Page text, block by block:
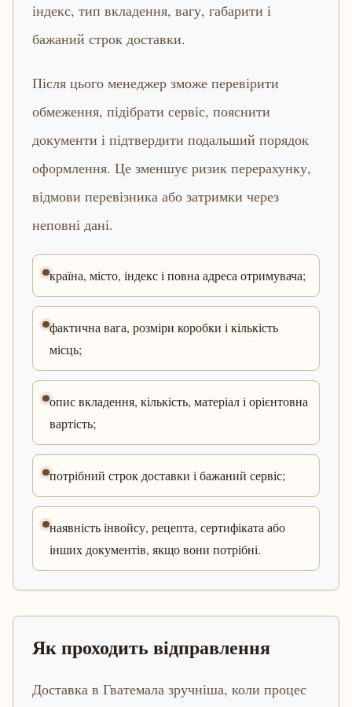
індекс, тип вкладення, вагу, габарити і
бажаний строк доставки.
Після цього менеджер зможе перевірити
обмеження, підібрати сервіс, пояснити
документи і підтвердити подальший порядок
оформлення. Це зменшує ризик перерахунку,
відмови перевізника або затримки через
неповні дані.
країна, місто, індекс і повна адреса отримувача;
фактична вага, розміри коробки і кількість
місць;
опис вкладення, кількість, матеріал і орієнтовна
вартість;
потрібний строк доставки і бажаний сервіс;
наявність інвойсу, рецепта, сертифіката або
інших документів, якщо вони потрібні.
Як проходить відправлення
Доставка в Гватемала зручніша, коли процес